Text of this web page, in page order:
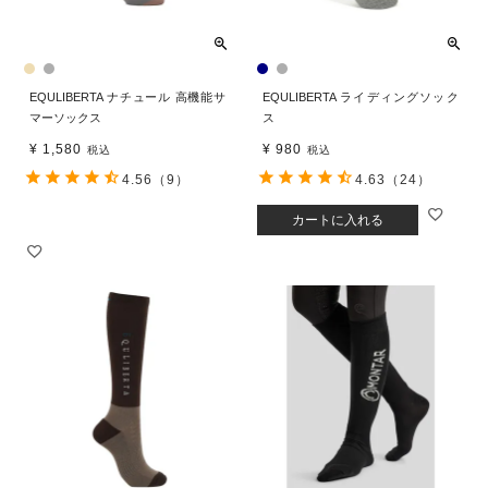
EQULIBERTA ナチュール 高機能サ
マーソックス
¥ 1,580 税込
4.56 （9）
EQULIBERTA ライディングソック
ス
¥ 980 税込
カートに入れる
4.63 （24）